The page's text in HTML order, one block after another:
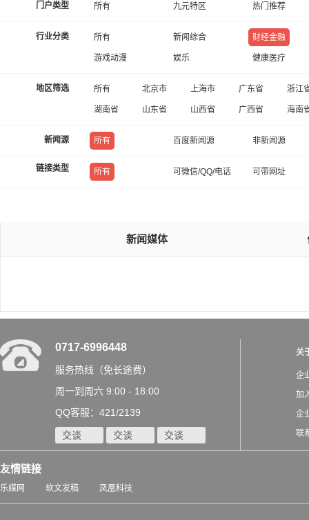
门户类型 所有 九元特区 热门推荐
行业分类 所有 新闻综合 财经金融
游戏动漫 娱乐 健康医疗
地区筛选 所有 北京市 上海市 广东省 浙江
湖南省 山东省 山西省 广西省 海南
新闻源 所有 百度新闻源 非新闻源
链接类型 所有 可微信/QQ/电话 可带网址
新闻媒体
0717-6996448
服务热线（免长途费）
周一到周六 9:00 - 18:00
QQ客服：421/2139
交谈 交谈 交谈
关
企
加
企
联
友情链接
乐媒网 软文发稿 凤凰科技